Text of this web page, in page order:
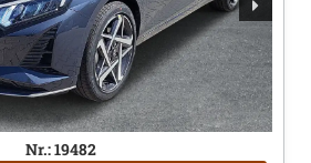
Nr.: 19482